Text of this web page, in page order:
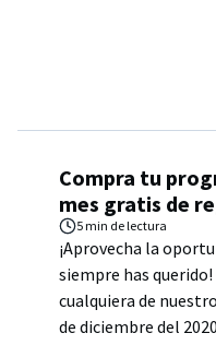
Compra tu
mes gratis de
5 min de lectura
¡Aprovecha la
siempre has
cualquiera de
de diciembre del